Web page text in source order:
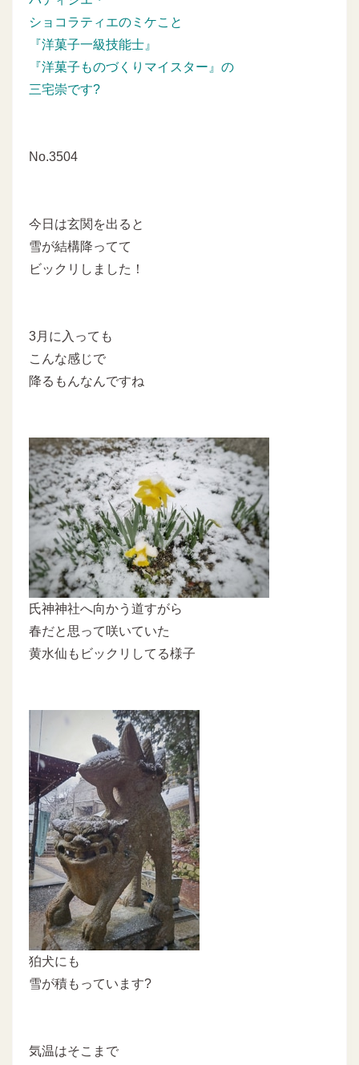
ショコラティエのミケこと
『洋菓子一級技能士』
『洋菓子ものづくりマイスター』の
三宅崇です?
No.3504
今日は玄関を出ると
雪が結構降ってて
ビックリしました！
3月に入っても
こんな感じで
降るもんなんですね
氏神神社へ向かう道すがら
春だと思って咲いていた
黄水仙もビックリしてる様子
狛犬にも
雪が積もっています?
気温はそこまで